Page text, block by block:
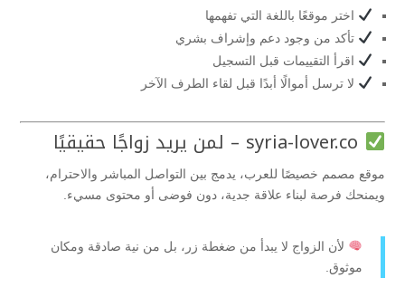
اختر موقعًا باللغة التي تفهمها
تأكد من وجود دعم وإشراف بشري
اقرأ التقييمات قبل التسجيل
لا ترسل أموالًا أبدًا قبل لقاء الطرف الآخر
موقع مصمم خصيصًا للعرب، يدمج بين التواصل المباشر والاحترام،
ويمنحك فرصة لبناء علاقة جدية، دون فوضى أو محتوى مسيء.
لأن الزواج لا يبدأ من ضغطة زر، بل من نية صادقة ومكان
موثوق.